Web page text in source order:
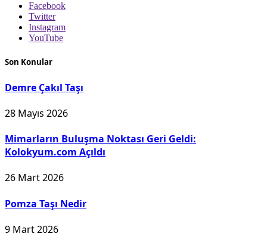
Facebook
Twitter
Instagram
YouTube
Son Konular
Demre Çakıl Taşı
28 Mayıs 2026
Mimarların Buluşma Noktası Geri Geldi:
Kolokyum.com Açıldı
26 Mart 2026
Pomza Taşı Nedir
9 Mart 2026